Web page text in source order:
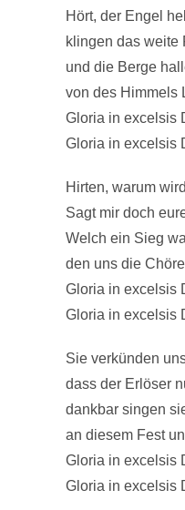
Hört, der Engel
klingen das weite
und die Berge
von des Himmels
Gloria in excelsis
Gloria in excelsis
Hirten, warum
Sagt mir doch
Welch ein Sieg
den uns die
Gloria in excelsis
Gloria in excelsis
Sie verkünden
dass der Erlöser
dankbar singen
an diesem Fest
Gloria in excelsis
Gloria in excelsis